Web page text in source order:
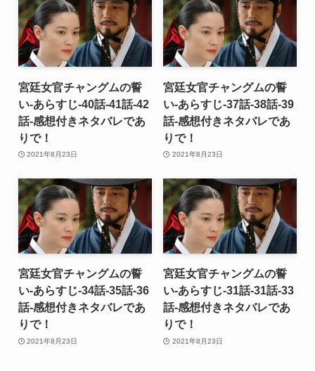
宮廷女官チャングムの誓
い-あらすじ-40話-41話-42
話-感想付きネタバレであ
りで！
2021年8月23日
宮廷女官チャングムの誓
い-あらすじ-37話-38話-39
話-感想付きネタバレであ
りで！
2021年8月23日
宮廷女官チャングムの誓
い-あらすじ-34話-35話-36
話-感想付きネタバレであ
りで！
2021年8月23日
宮廷女官チャングムの誓
い-あらすじ-31話-31話-33
話-感想付きネタバレであ
りで！
2021年8月23日